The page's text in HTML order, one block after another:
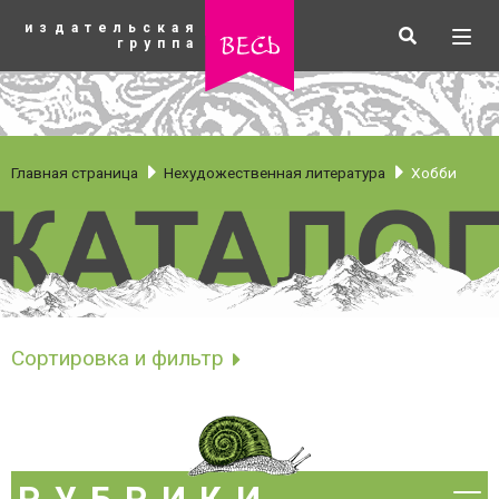
основному
издательская
группа
весь Искать
рубрики
Главная страница Нехудожественная литература Хобби
Хобби
Сортировка и фильтр
Бестселлеры